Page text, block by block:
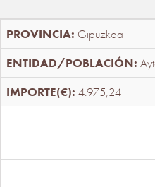
Gipuzkoa
4.975,24